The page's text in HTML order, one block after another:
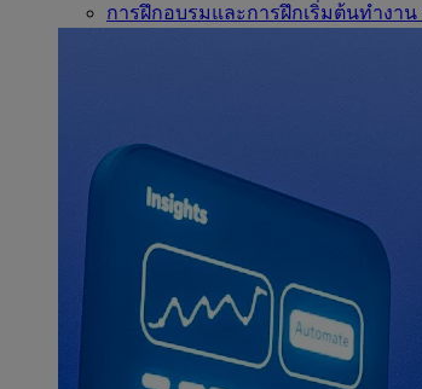
การฝึกอบรมและการฝึกเริ่มต้นทำงาน